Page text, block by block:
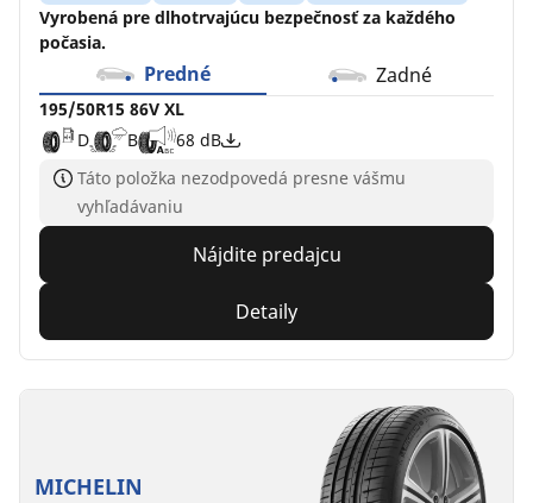
Vyrobená pre dlhotrvajúcu bezpečnosť za každého
počasia.
Predné Zadné
195/50R15 86V XL
D
B 68 dB
Táto položka nezodpovedá presne vášmu
vyhľadávaniu
Nájdite predajcu
Detaily
MICHELIN